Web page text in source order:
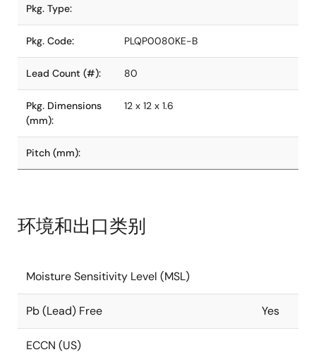
Pkg. Type:
Pkg. Code: PLQP0080KE-B
Lead Count (#): 80
Pkg. Dimensions
(mm):
12 x 12 x 1.6
Pitch (mm):
环境和出口类别
Moisture Sensitivity Level (MSL)
Pb (Lead) Free Yes
ECCN (US)